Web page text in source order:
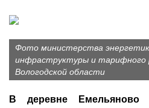
Фото министерства
инфраструктуры и тарифного
Вологодской области
В деревне Емельяново